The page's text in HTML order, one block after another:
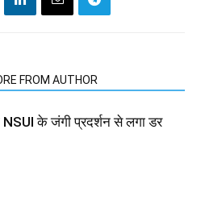
FROM AUTHOR
NSUI के जंगी प्रदर्शन से लगा डर